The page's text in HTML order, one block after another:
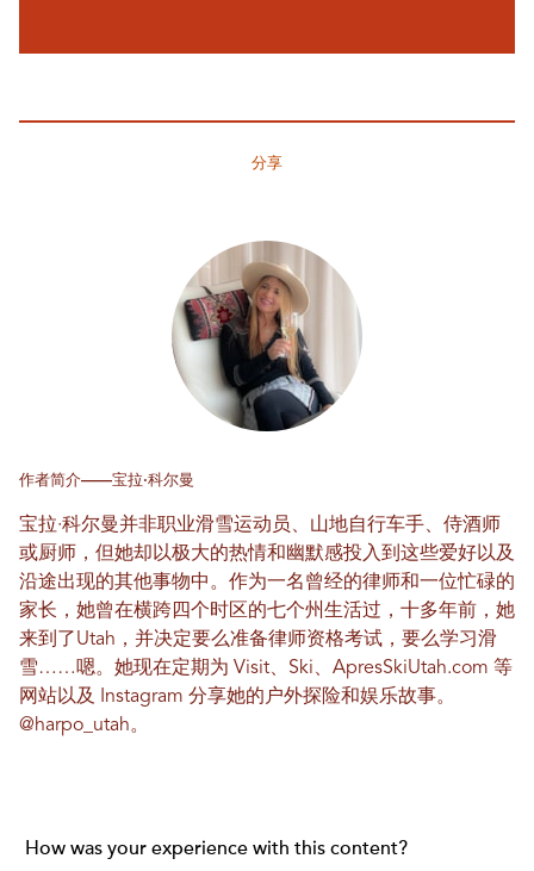
分享
作者简介——宝拉·科尔曼
宝拉·科尔曼并非职业滑雪运动员、山地自行车手、侍酒师
或厨师，但她却以极大的热情和幽默感投入到这些爱好以及
沿途出现的其他事物中。作为一名曾经的律师和一位忙碌的
家长，她曾在横跨四个时区的七个州生活过，十多年前，她
来到了Utah，并决定要么准备律师资格考试，要么学习滑
雪……嗯。她现在定期为 Visit、Ski、ApresSkiUtah.com 等
网站以及 Instagram 分享她的户外探险和娱乐故事。
@harpo_utah。